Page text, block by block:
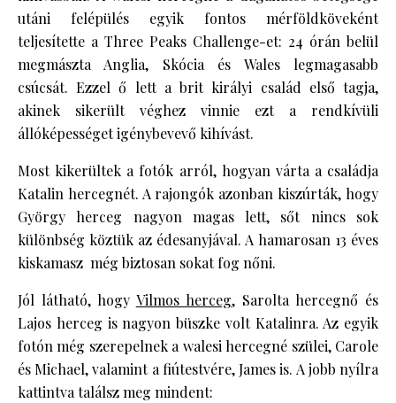
utáni felépülés egyik fontos mérföldköveként
teljesítette a Three Peaks Challenge-et: 24 órán belül
megmászta Anglia, Skócia és Wales legmagasabb
csúcsát. Ezzel ő lett a brit királyi család első tagja,
akinek sikerült véghez vinnie ezt a rendkívüli
állóképességet igénybevevő kihívást.
Most kikerültek a fotók arról, hogyan várta a családja
Katalin hercegnét. A rajongók azonban kiszúrták, hogy
György herceg nagyon magas lett, sőt nincs sok
különbség köztük az édesanyjával. A hamarosan 13 éves
kiskamasz még biztosan sokat fog nőni.
Jól látható, hogy Vilmos herceg, Sarolta hercegnő és
Lajos herceg is nagyon büszke volt Katalinra. Az egyik
fotón még szerepelnek a walesi hercegné szülei, Carole
és Michael, valamint a fiútestvére, James is. A jobb nyílra
kattintva találsz meg mindent: